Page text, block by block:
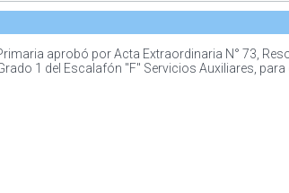
aprobó por Acta Extraordinaria N° 73,
1 del Escalafón "F" Servicios Auxiliares, para